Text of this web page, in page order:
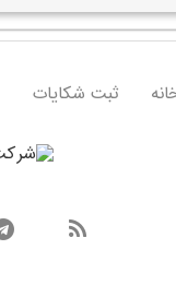
ثبت شکایات